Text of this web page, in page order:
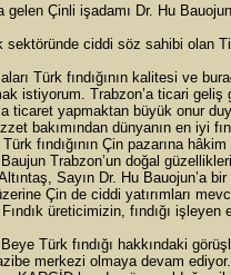
Çinli işadamı Dr. Hu
ciddi söz sahibi olan
Türk fındığının kalitesi ve
istiyorum. Trabzon’a ticari
ticaret yapmaktan büyük onur
bakımından dünyanın en iyi
fındığının Çin pazarına hâkim
Trabzon’un doğal
Sayın Dr. Hu Bauojun’a bir
Çin de ciddi yatırımları
üreticimizin, fındığı işleyen
Türk fındığı hakkındaki
merkezi olmaya devam ediyor.